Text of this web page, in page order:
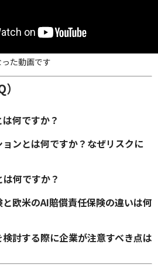
た動画です
何ですか？
ンとは何ですか？なぜリスクに
何ですか？
欧米のAI賠償責任保険の違いは何
討する際に企業が注意すべき点は